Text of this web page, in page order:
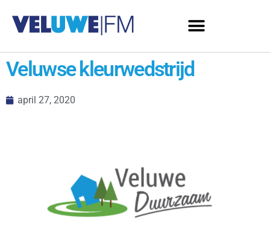
Veluwse kleurwedstrijd
april 27, 2020